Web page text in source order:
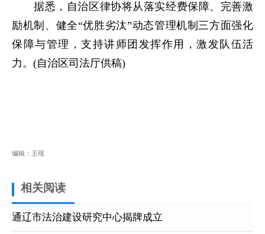
据悉，自治区律协将从落实经费保障、完善激
励机制、健全“优胜劣汰”动态管理机制三方面强化
保障与管理，支持讲师团发挥作用，激发队伍活
力。(自治区司法厅供稿)
编辑：王瑶
相关阅读
通辽市法治建设研究中心揭牌成立